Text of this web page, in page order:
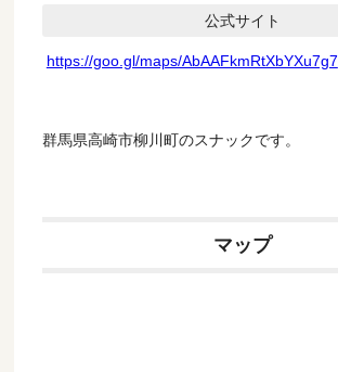
公式サイト
https://goo.gl/maps/AbAAFkmRtXbYXu7g7
群馬県高崎市柳川町のスナックです。
マップ